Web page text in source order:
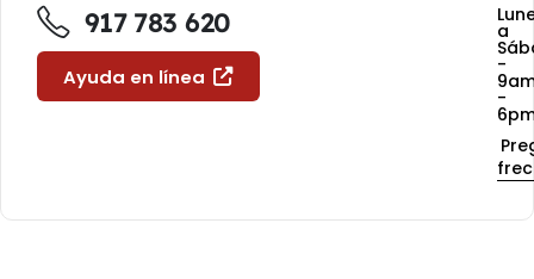
917 783 620
Ayuda en línea
a
-
-